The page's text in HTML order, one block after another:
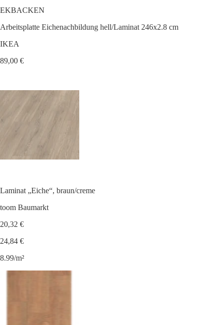
EKBACKEN
Arbeitsplatte Eichenachbildung hell/Laminat 246x2.8 cm
IKEA
89,00 €
Laminat „Eiche“, braun/creme
toom Baumarkt
20,32 €
24,84 €
8.99/m²